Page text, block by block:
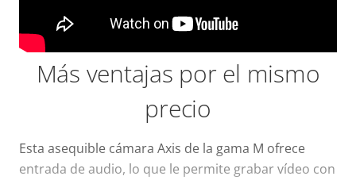
Más ventajas por el mismo
precio
Esta asequible cámara Axis de la gama M ofrece
entrada de audio, lo que le permite grabar vídeo con